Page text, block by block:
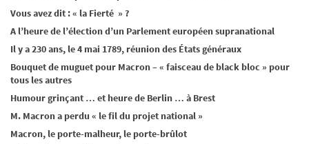
Vous avez dit : « la Fierté » ?
A l’heure de l’élection d’un Parlement européen supranational
Il y a 230 ans, le 4 mai 1789, réunion des États généraux
Bouquet de muguet pour Macron – « faisceau de black bloc » pour
tous les autres
Humour grinçant … et heure de Berlin … à Brest
M. Macron a perdu « le fil du projet national »
Macron, le porte-malheur, le porte-brûlot